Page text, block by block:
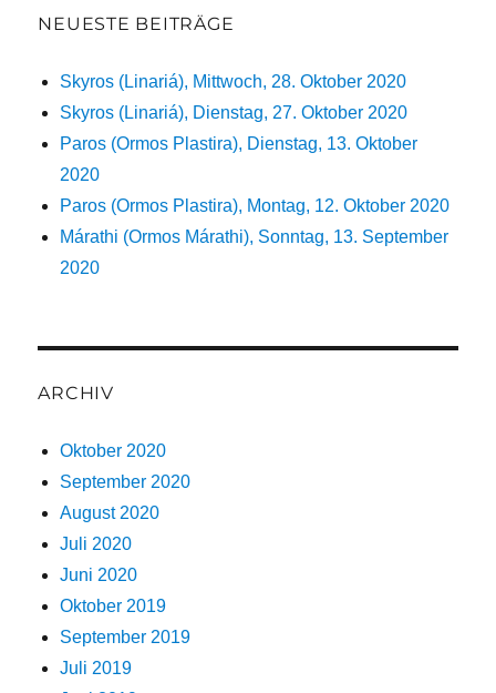
NEUESTE BEITRÄGE
Skyros (Linariá), Mittwoch, 28. Oktober 2020
Skyros (Linariá), Dienstag, 27. Oktober 2020
Paros (Ormos Plastira), Dienstag, 13. Oktober
2020
Paros (Ormos Plastira), Montag, 12. Oktober 2020
Márathi (Ormos Márathi), Sonntag, 13. September
2020
ARCHIV
Oktober 2020
September 2020
August 2020
Juli 2020
Juni 2020
Oktober 2019
September 2019
Juli 2019